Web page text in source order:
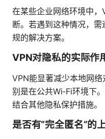
在某些企业网络环境中
断。若遇到这种情况，
规的解决方案。
VPN对隐私的实际作
VPN能显著减少本地网
别是在公共Wi‑Fi环境下
结合其他隐私保护措施。
是否有“完全匿名”的